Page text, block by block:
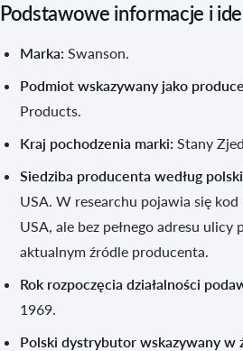
Podstawowe informacje i
Marka: Swanson.
Podmiot wskazywany jako
Products.
Kraj pochodzenia marki: Stany
Siedziba producenta według
USA. W researchu pojawia się kod
USA, ale bez pełnego adresu
aktualnym źródle producenta.
Rok rozpoczęcia działalności
1969.
Polski dystrybutor wskazywany w